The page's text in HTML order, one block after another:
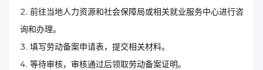
前往当地人力资源和社会保障局或相关就业服务中心进行咨
询和办理。
填写劳动备案申请表，提交相关材料。
等待审核，审核通过后领取劳动备案证明。